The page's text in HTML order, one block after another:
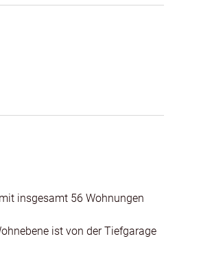
insgesamt 56 Wohnungen
ist von der Tiefgarage